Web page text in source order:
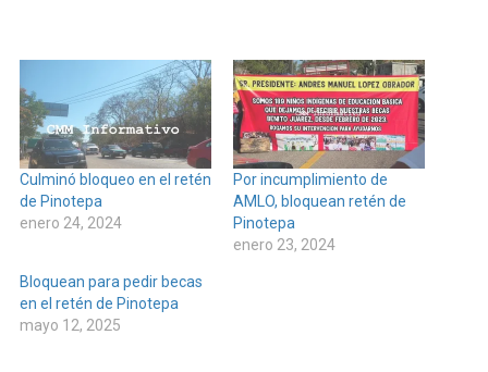
Culminó bloqueo en el retén
de Pinotepa
enero 24, 2024
Por incumplimiento de
AMLO, bloquean retén de
Pinotepa
enero 23, 2024
Bloquean para pedir becas
en el retén de Pinotepa
mayo 12, 2025